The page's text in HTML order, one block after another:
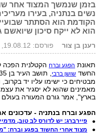
נשים בנתניה, בעירו
הקודמת הוא הסתתר
הוא לא ייקח סיכון
רענן בן צור פורסם: 19.08.12, 13:52
תאונת הפגע וברח הקטלנית הפכה
החשד שושן ברבי, תושב העיר בן 35, דרס למוות
מבטיחים כי ישימו עליו יד
בארץ", אמר גורם המעורה
הפגע וברח בנתניה - עדכונים
פיירברג: יש לדורס לב טוב,
מצוד אחרי החשוד בפגע וברח: